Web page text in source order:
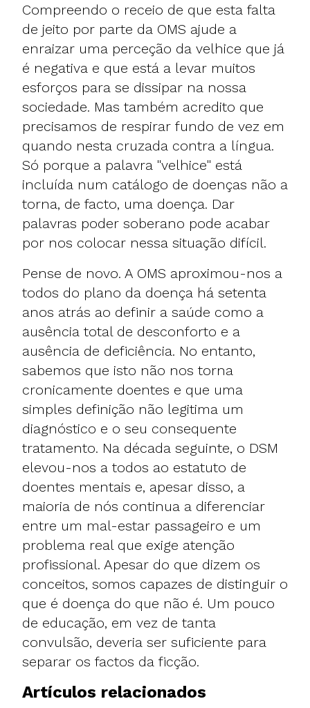
Compreendo o receio de que esta falta
de jeito por parte da OMS ajude a
enraizar uma perceção da velhice que já
é negativa e que está a levar muitos
esforços para se dissipar na nossa
sociedade. Mas também acredito que
precisamos de respirar fundo de vez em
quando nesta cruzada contra a língua.
Só porque a palavra "velhice" está
incluída num catálogo de doenças não a
torna, de facto, uma doença. Dar
palavras poder soberano pode acabar
por nos colocar nessa situação difícil.
Pense de novo. A OMS aproximou-nos a
todos do plano da doença há setenta
anos atrás ao definir a saúde como a
ausência total de desconforto e a
ausência de deficiência. No entanto,
sabemos que isto não nos torna
cronicamente doentes e que uma
simples definição não legitima um
diagnóstico e o seu consequente
tratamento. Na década seguinte, o DSM
elevou-nos a todos ao estatuto de
doentes mentais e, apesar disso, a
maioria de nós continua a diferenciar
entre um mal-estar passageiro e um
problema real que exige atenção
profissional. Apesar do que dizem os
conceitos, somos capazes de distinguir o
que é doença do que não é. Um pouco
de educação, em vez de tanta
convulsão, deveria ser suficiente para
separar os factos da ficção.
Artículos relacionados